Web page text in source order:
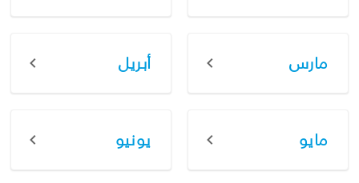
مارس أبريل
مايو يونيو